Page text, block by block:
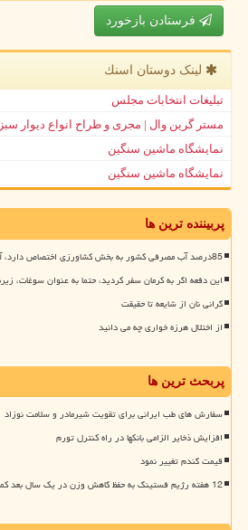
فرستادن بازخورد
لینک دوستان اسنك
تبلیغات انتخابات مجلس
مستر گرین وال | مجری و طراح انواع دیوار سبز
نمایشگاه ماشین سنگین
نمایشگاه ماشین سنگین
پربیننده ترین ها
85درصد آب مصرفی کشور به بخش کشاورزی اختصاص دارد، آن هم با قیمت خیلی پایین
این دفعه اگر به کرمان سفر کردید، حتما به عنوان سوغات،
گرانی نان از شایعه تا حقیقت
از اختلال هرزه خواری چه می دانید
پربحث ترین ها
سفارش های طب ایرانی برای تقویت شیرمادر و سلامت نوزاد
افزایش ذخایر الزامی بانکها در راه کنترل تورم
قیمت گندم تغییر نمود
12 هفته رژیم فستینگ به حفظ کاهش وزن در یک سال بعد کمک نماید